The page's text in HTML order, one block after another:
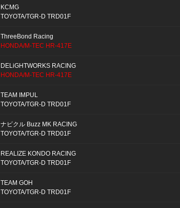
KCMG
TOYOTA/TGR-D TRD01F
ThreeBond Racing
HONDA/M-TEC HR-417E
DELiGHTWORKS RACING
HONDA/M-TEC HR-417E
TEAM IMPUL
TOYOTA/TGR-D TRD01F
ナビクル Buzz MK RACING
TOYOTA/TGR-D TRD01F
REALIZE KONDO RACING
TOYOTA/TGR-D TRD01F
TEAM GOH
TOYOTA/TGR-D TRD01F